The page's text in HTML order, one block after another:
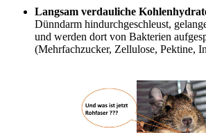
Langsam verdauliche
Dünndarm hindurchgeschleust,
und werden dort von Bakterien
(Mehrfachzucker, Zellulose, Pektine,